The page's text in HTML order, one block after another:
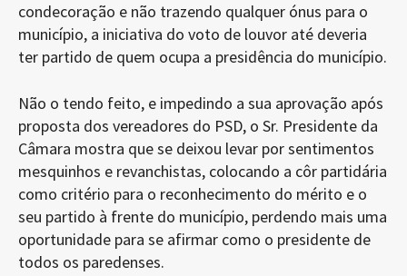
condecoração e não trazendo qualquer ónus para o
município, a iniciativa do voto de louvor até deveria
ter partido de quem ocupa a presidência do município.
Não o tendo feito, e impedindo a sua aprovação após
proposta dos vereadores do PSD, o Sr. Presidente da
Câmara mostra que se deixou levar por sentimentos
mesquinhos e revanchistas, colocando a côr partidária
como critério para o reconhecimento do mérito e o
seu partido à frente do município, perdendo mais uma
oportunidade para se afirmar como o presidente de
todos os paredenses.